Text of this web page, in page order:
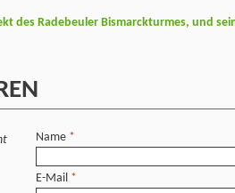
des Radebeuler Bismarckturmes, und
Name *
E-Mail *